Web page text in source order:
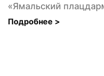
«Ямальский
Подробнее >